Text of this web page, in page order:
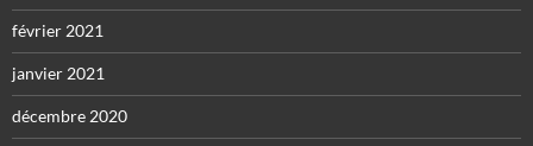
février 2021
janvier 2021
décembre 2020